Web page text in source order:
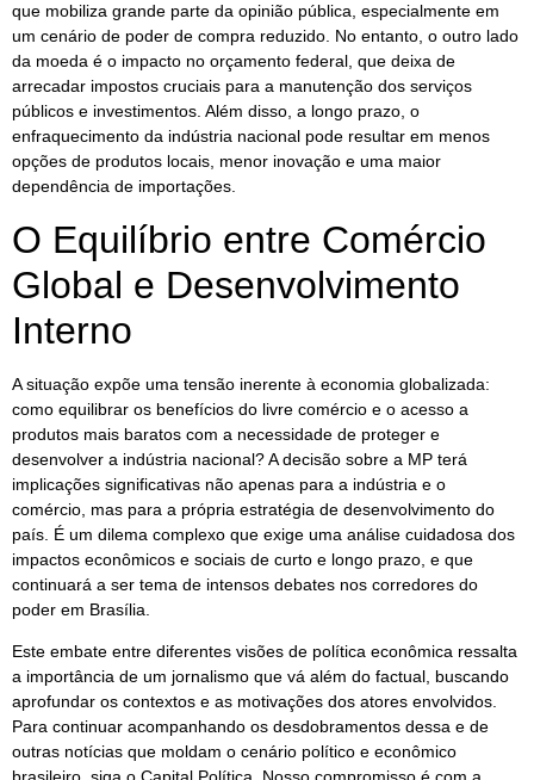
que mobiliza grande parte da opinião pública, especialmente em
um cenário de poder de compra reduzido. No entanto, o outro lado
da moeda é o impacto no orçamento federal, que deixa de
arrecadar impostos cruciais para a manutenção dos serviços
públicos e investimentos. Além disso, a longo prazo, o
enfraquecimento da indústria nacional pode resultar em menos
opções de produtos locais, menor inovação e uma maior
dependência de importações.
O Equilíbrio entre Comércio
Global e Desenvolvimento
Interno
A situação expõe uma tensão inerente à economia globalizada:
como equilibrar os benefícios do livre comércio e o acesso a
produtos mais baratos com a necessidade de proteger e
desenvolver a indústria nacional? A decisão sobre a MP terá
implicações significativas não apenas para a indústria e o
comércio, mas para a própria estratégia de desenvolvimento do
país. É um dilema complexo que exige uma análise cuidadosa dos
impactos econômicos e sociais de curto e longo prazo, e que
continuará a ser tema de intensos debates nos corredores do
poder em Brasília.
Este embate entre diferentes visões de política econômica ressalta
a importância de um jornalismo que vá além do factual, buscando
aprofundar os contextos e as motivações dos atores envolvidos.
Para continuar acompanhando os desdobramentos dessa e de
outras notícias que moldam o cenário político e econômico